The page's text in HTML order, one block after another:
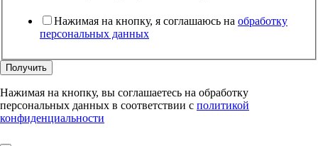
Нажимая на кнопку, я соглашаюсь на обработку
персональных данных
Получить
Нажимая на кнопку, вы соглашаетесь на обработку
персональных данных в соответствии с политикой
конфиденциальности